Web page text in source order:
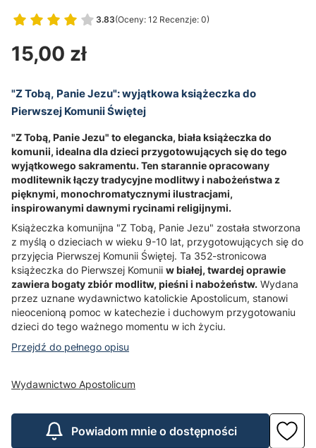
3.83(Oceny: 12 Recenzje: 0)
Przejdź do sekcji Opinie
Cena
15,00 zł
"Z Tobą, Panie Jezu": wyjątkowa książeczka do
Pierwszej Komunii Świętej
"Z Tobą, Panie Jezu" to elegancka, biała książeczka do
komunii, idealna dla dzieci przygotowujących się do tego
wyjątkowego sakramentu. Ten starannie opracowany
modlitewnik łączy tradycyjne modlitwy i nabożeństwa z
pięknymi, monochromatycznymi ilustracjami,
inspirowanymi dawnymi rycinami religijnymi.
Książeczka komunijna "Z Tobą, Panie Jezu" została stworzona
z myślą o dzieciach w wieku 9-10 lat, przygotowujących się do
przyjęcia Pierwszej Komunii Świętej. Ta 352-stronicowa
książeczka do Pierwszej Komunii w białej, twardej oprawie
zawiera bogaty zbiór modlitw, pieśni i nabożeństw. Wydana
przez uznane wydawnictwo katolickie Apostolicum, stanowi
nieocenioną pomoc w katechezie i duchowym przygotowaniu
dzieci do tego ważnego momentu w ich życiu.
Przejdź do pełnego opisu
Wydawnictwo Apostolicum
Powiadom mnie o dostępności